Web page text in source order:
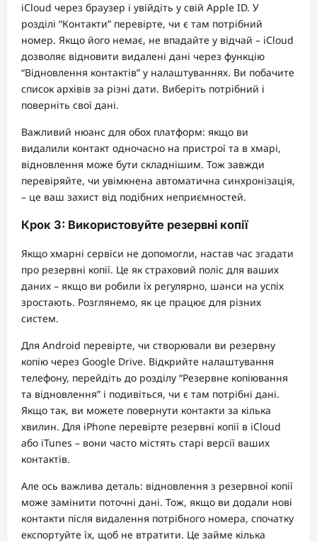
iCloud через браузер і увійдіть у свій Apple ID. У
розділі “Контакти” перевірте, чи є там потрібний
номер. Якщо його немає, не впадайте у відчай – iCloud
дозволяє відновити видалені дані через функцію
“Відновлення контактів” у налаштуваннях. Ви побачите
список архівів за різні дати. Виберіть потрібний і
поверніть свої дані.
Важливий нюанс для обох платформ: якщо ви
видалили контакт одночасно на пристрої та в хмарі,
відновлення може бути складнішим. Тож завжди
перевіряйте, чи увімкнена автоматична синхронізація,
– це ваш захист від подібних неприємностей.
Крок 3: Використовуйте резервні копії
Якщо хмарні сервіси не допомогли, настав час згадати
про резервні копії. Це як страховий поліс для ваших
даних – якщо ви робили їх регулярно, шанси на успіх
зростають. Розглянемо, як це працює для різних
систем.
Для Android перевірте, чи створювали ви резервну
копію через Google Drive. Відкрийте налаштування
телефону, перейдіть до розділу “Резервне копіювання
та відновлення” і подивіться, чи є там потрібні дані.
Якщо так, ви можете повернути контакти за кілька
хвилин. Для iPhone перевірте резервні копії в iCloud
або iTunes – вони часто містять старі версії ваших
контактів.
Але ось важлива деталь: відновлення з резервної копії
може замінити поточні дані. Тож, якщо ви додали нові
контакти після видалення потрібного номера, спочатку
експортуйте їх, щоб не втратити. Це займе кілька